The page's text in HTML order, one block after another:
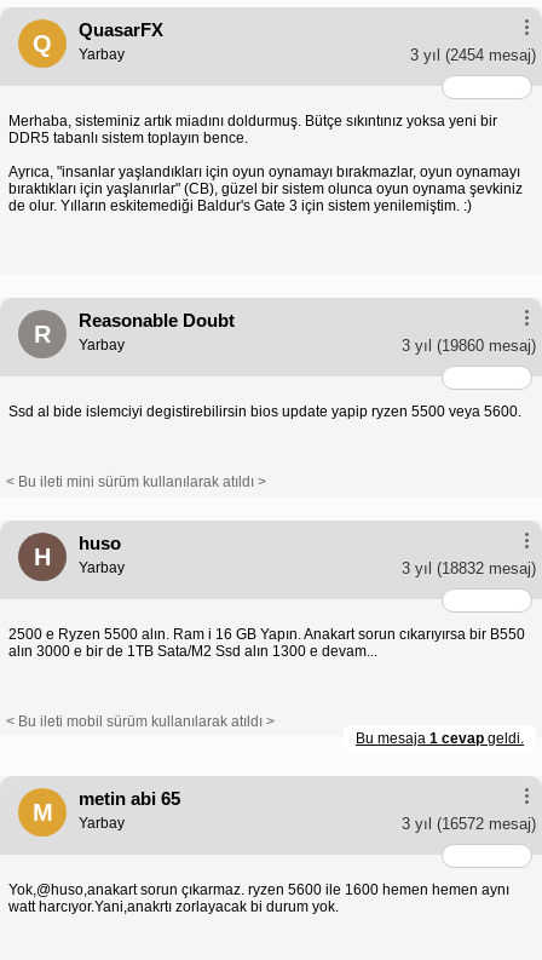
Q
QuasarFX
3 yıl (2454 mesaj)
Yarbay
Merhaba, sisteminiz artık miadını doldurmuş. Bütçe sıkıntınız yoksa yeni bir
DDR5 tabanlı sistem toplayın bence.
Ayrıca, "insanlar yaşlandıkları için oyun oynamayı bırakmazlar, oyun oynamayı
bıraktıkları için yaşlanırlar" (CB), güzel bir sistem olunca oyun oynama şevkiniz
de olur. Yılların eskitemediği Baldur's Gate 3 için sistem yenilemiştim. :)
R
Reasonable Doubt
3 yıl (19860 mesaj)
Yarbay
Ssd al bide islemciyi degistirebilirsin bios update yapip ryzen 5500 veya 5600.
< Bu ileti mini sürüm kullanılarak atıldı >
H
huso
3 yıl (18832 mesaj)
Yarbay
2500 e Ryzen 5500 alın. Ram i 16 GB Yapın. Anakart sorun cıkarıyırsa bir B550
alın 3000 e bir de 1TB Sata/M2 Ssd alın 1300 e devam...
< Bu ileti mobil sürüm kullanılarak atıldı >
Bu mesaja 1 cevap geldi.
M
metin abi 65
3 yıl (16572 mesaj)
Yarbay
Yok,@huso,anakart sorun çıkarmaz. ryzen 5600 ile 1600 hemen hemen aynı
watt harcıyor.Yani,anakrtı zorlayacak bi durum yok.